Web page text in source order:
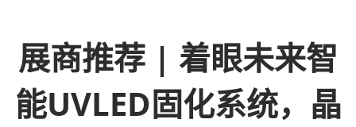
展商推荐 | 着眼未来智
能UVLED固化系统，晶